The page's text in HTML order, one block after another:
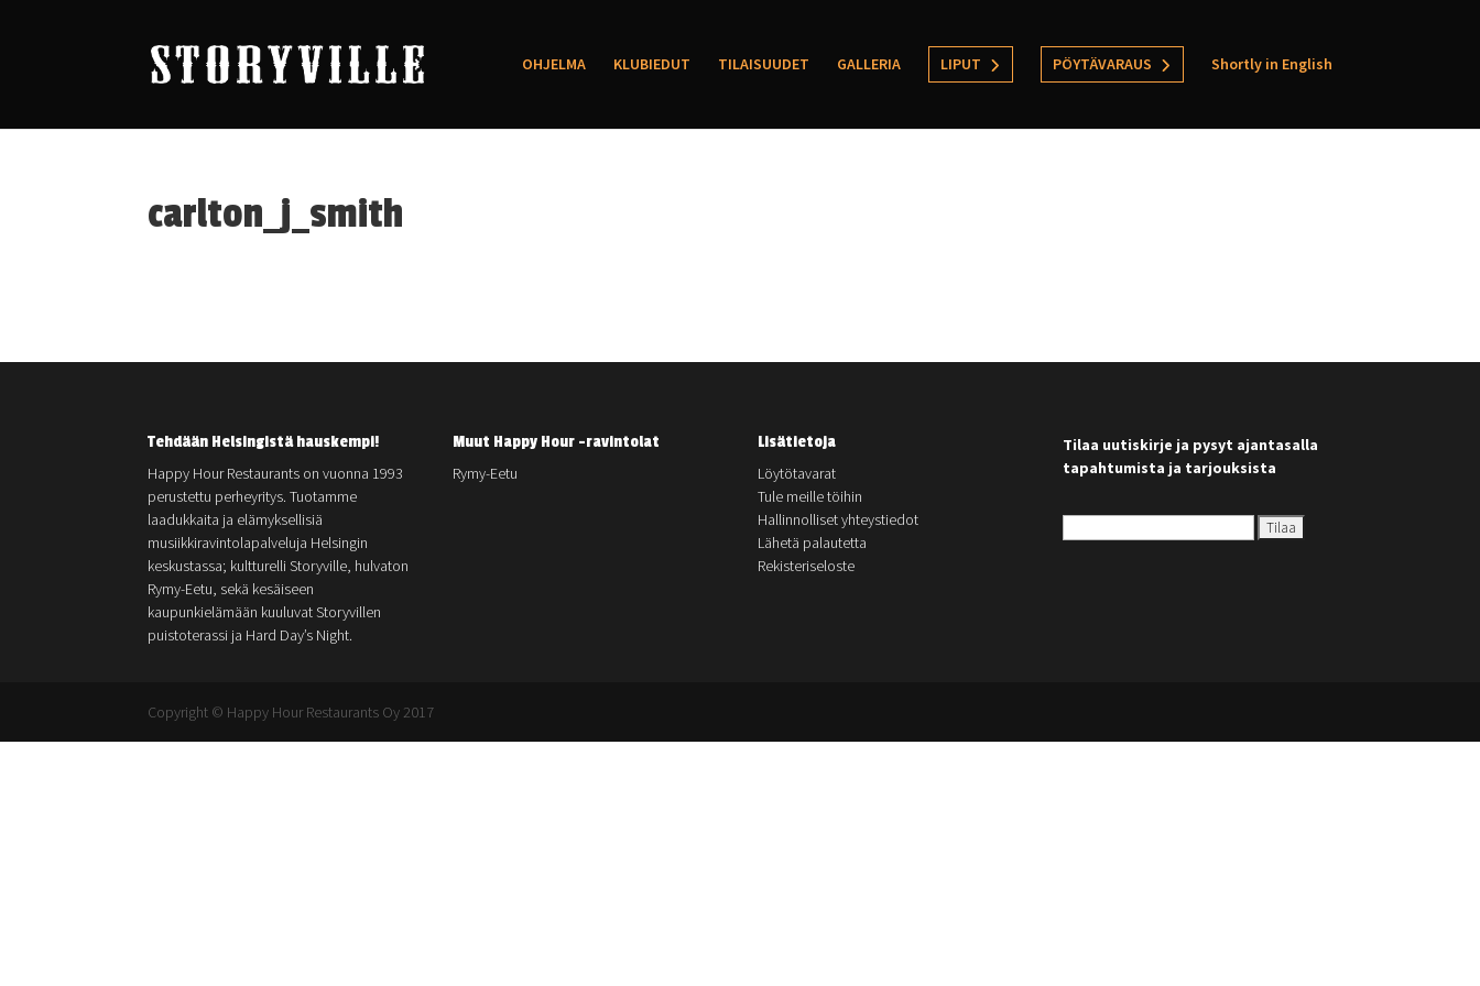
OHJELMA KLUBIEDUT TILAISUUDET GALLERIA LIPUT PÖYTÄVARAUS Shortly in English
carlton_j_smith
Tehdään Helsingistä hauskempi!
Happy Hour Restaurants on vuonna 1993
perustettu perheyritys. Tuotamme
laadukkaita ja elämyksellisiä
musiikkiravintolapalveluja Helsingin
keskustassa; kultturelli Storyville, hulvaton
Rymy-Eetu, sekä kesäiseen
kaupunkielämään kuuluvat Storyvillen
puistoterassi ja Hard Day’s Night.
Muut Happy Hour -ravintolat
Rymy-Eetu
Lisätietoja
Löytötavarat
Tule meille töihin
Hallinnolliset yhteystiedot
Lähetä palautetta
Rekisteriseloste
Tilaa uutiskirje ja pysyt ajantasalla
tapahtumista ja tarjouksista
Copyright © Happy Hour Restaurants Oy 2017